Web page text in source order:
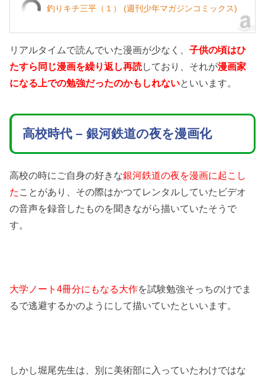
釣りキチ三平（１） (週刊少年マガジンコミックス)
リアルタイムで読んでいた漫画が少なく、子供の頃はひ
たすら同じ漫画を繰り返し再読しており、それが漫画家
になる上での勉強だったのかもしれないといいます。
高校時代 – 銀河鉄道の夜を漫画化
高校の時にご自身の好きな銀河鉄道の夜を漫画に起こし
た ことがあり、その際はかつてレンタルしていたビデオ
の音声を録音したものを聞きながら描いていたそうで
す。
大学ノート4冊分にもなる大作を試験勉強そっちのけでま
るで逃避するかのようにして描いていたといいます。
しかし堀尾先生は、別に美術部に入っていたわけではな